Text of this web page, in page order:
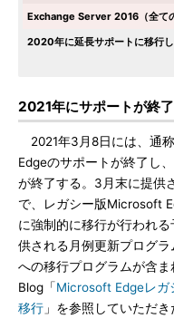
Exchange Server 2016（全て
2020年に延長サポートに移行
2021年にサポートが終
2021年3月8日には、通
Edgeのサポートが終了し
が終了する。3月末に提供
で、レガシー版Microsoft
に強制的に移行が行われ
供される月例更新プログ
への移行プログラムが含
Blog「Microsoft Edgeレガ
移行 」を参照していただき